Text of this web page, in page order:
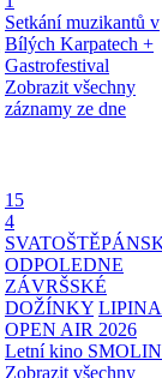
Setkání muzikantů v
Bílých Karpatech +
Gastrofestival
Zobrazit všechny
záznamy ze dne
15
4
ODPOLEDNE
ZÁVRŠSKÉ
DOŽÍNKY LIPINA
OPEN AIR 2026
Letní kino
Zobrazit všechny